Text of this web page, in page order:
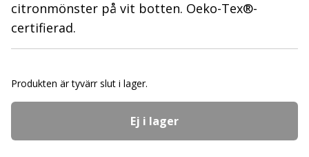
citronmönster på vit botten. Oeko-Tex®-
certifierad.
Produkten är tyvärr slut i lager.
Ej i lager